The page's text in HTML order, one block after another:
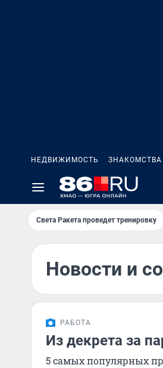
НЕДВИЖИМОСТЬ ЗНАКОМСТВА
Света Ракета проведет тренировку
Новости и
РАБОТА
Из декрета за
5 самых популярных